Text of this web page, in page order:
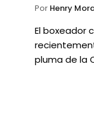
Por Henry
El boxeador
pluma de la